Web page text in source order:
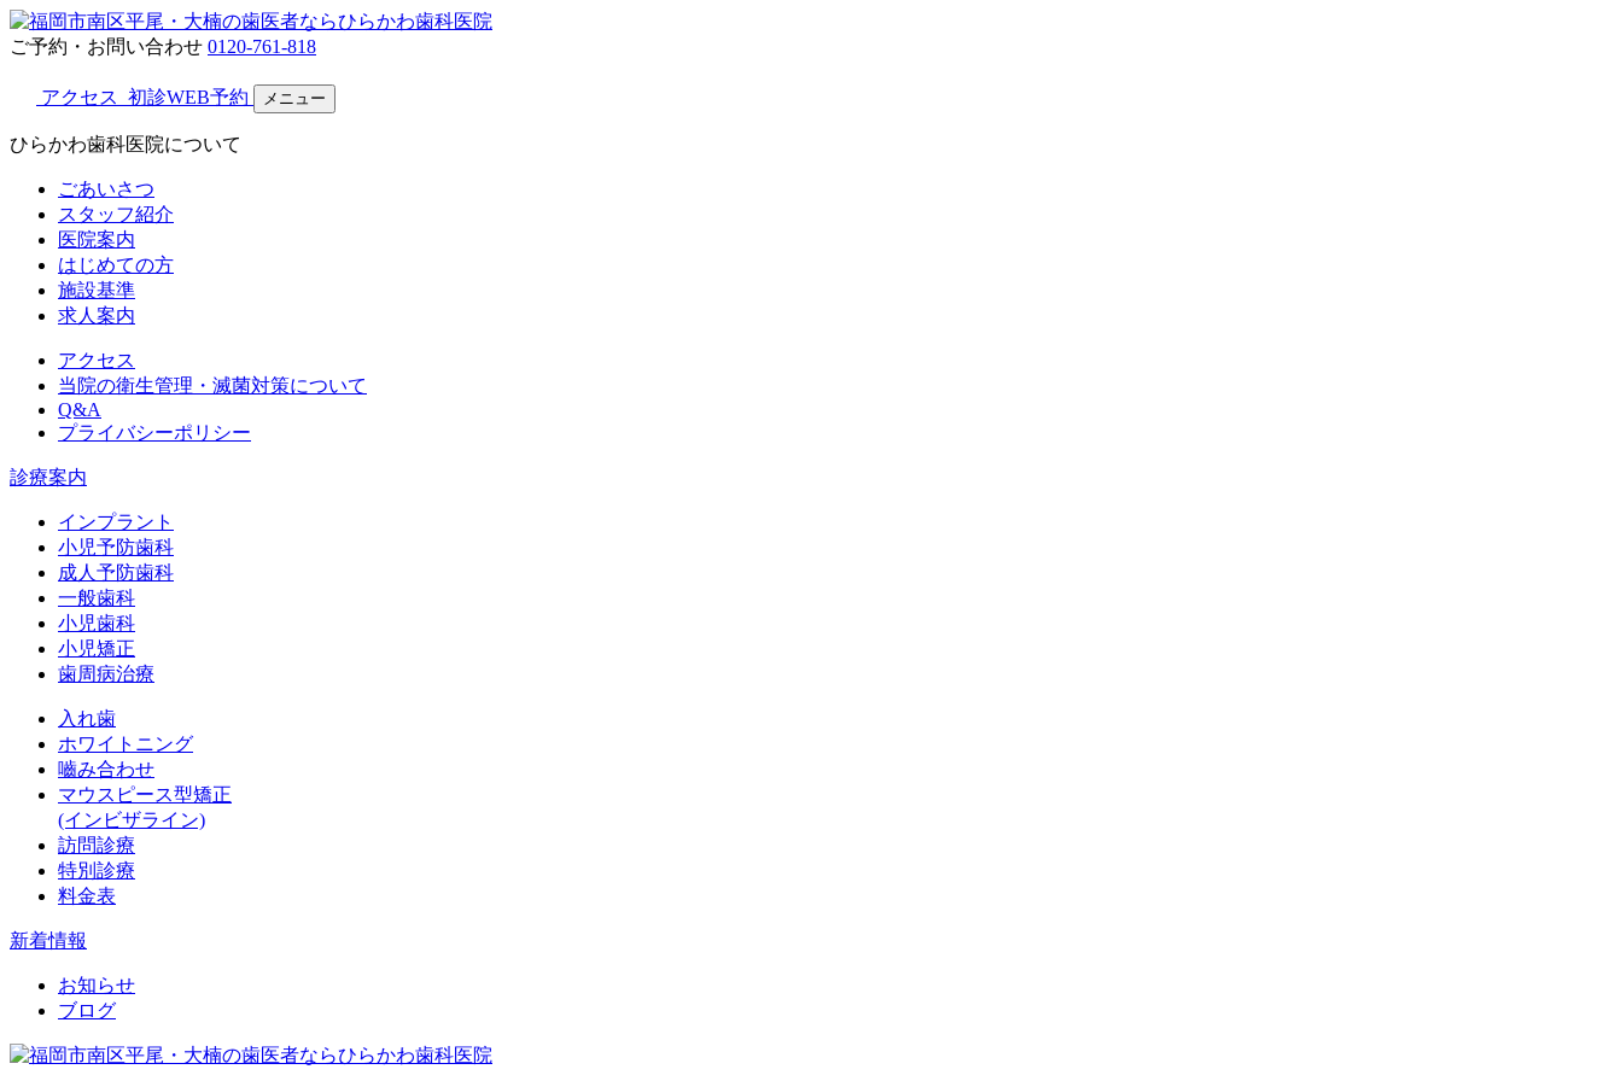
ご予約・お問い合わせ 0120-761-818
アクセス 初診WEB予約 メニュー
ひらかわ歯科医院について
ごあいさつ
スタッフ紹介
医院案内
はじめての方
施設基準
求人案内
アクセス
当院の衛生管理・滅菌対策について
Q&A
プライバシーポリシー
診療案内
インプラント
小児予防歯科
成人予防歯科
一般歯科
小児歯科
小児矯正
歯周病治療
入れ歯
ホワイトニング
嚙み合わせ
マウスピース型矯正
(インビザライン)
訪問診療
特別診療
料金表
新着情報
お知らせ
ブログ